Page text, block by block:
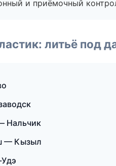
и приёмочный
литьё под
Нальчик
— Кызыл